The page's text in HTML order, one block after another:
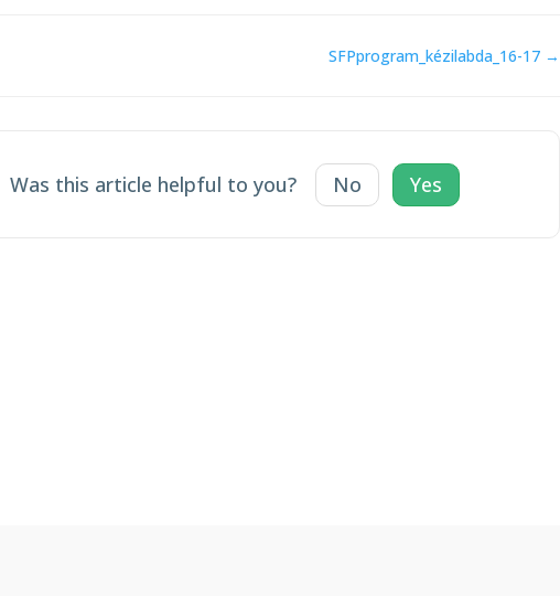
SFPprogram_kézilabda_16-17 →
Was this article helpful to you? No Yes